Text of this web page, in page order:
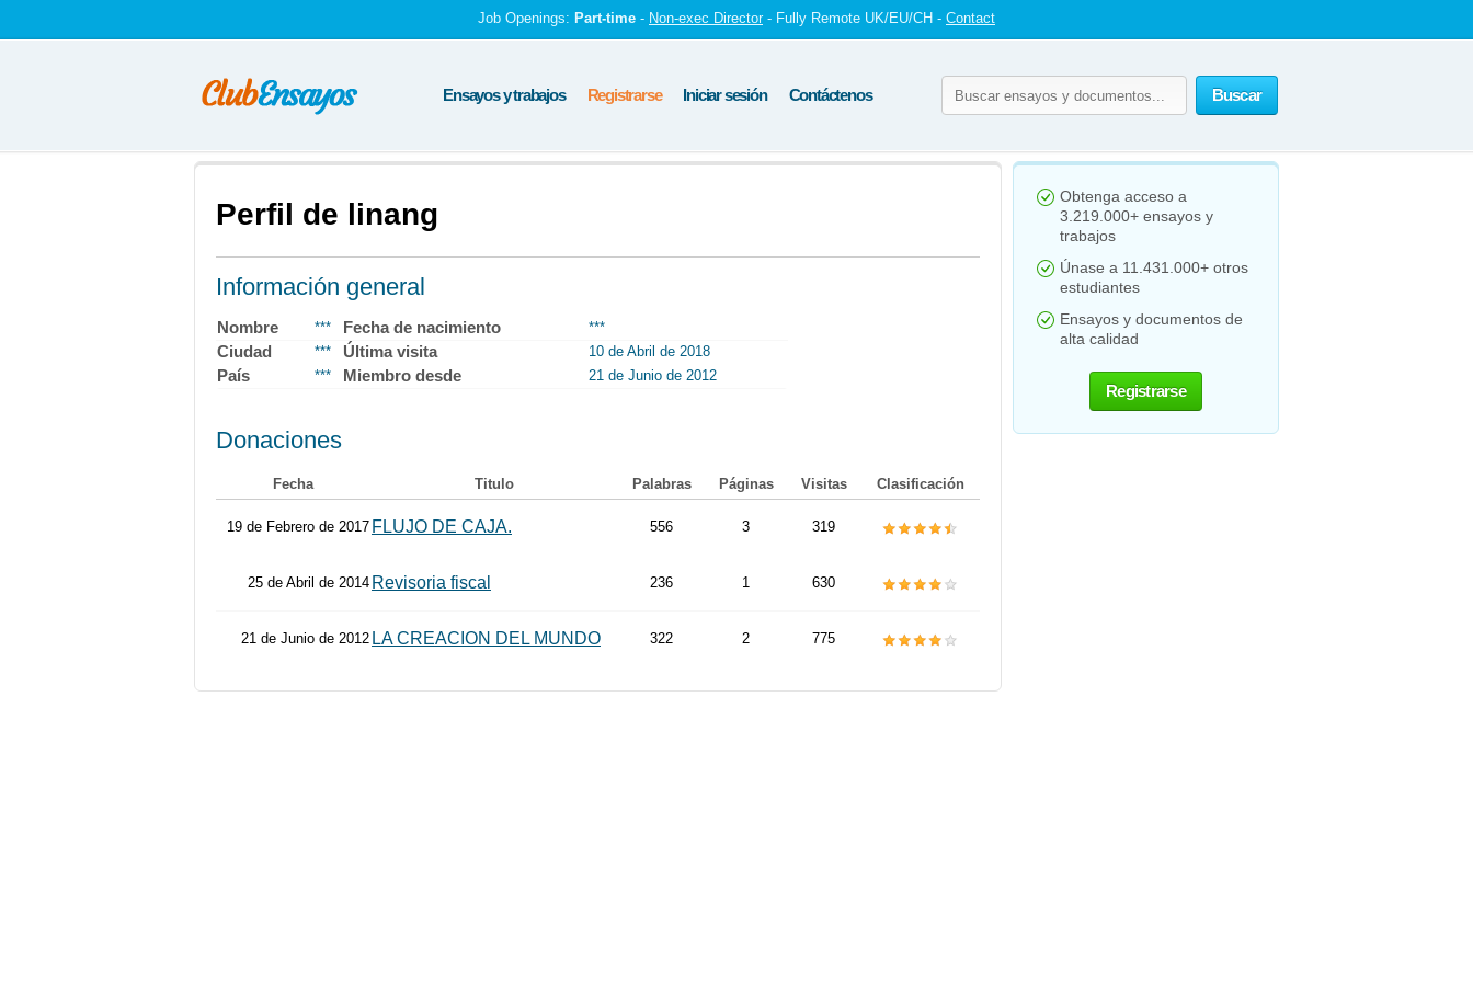
Job Openings: Part-time - Non-exec Director - Fully Remote UK/EU/CH - Contact
Buscar
Ensayos y trabajos Registrarse Iniciar sesión Contáctenos
Perfil de linang
Información general
Nombre *** Fecha de nacimiento ***
Ciudad *** Última visita 10 de Abril de 2018
País *** Miembro desde 21 de Junio de 2012
Donaciones
Fecha Titulo Palabras Páginas Visitas Clasificación
19 de Febrero de 2017 FLUJO DE CAJA. 556 3 319
25 de Abril de 2014 Revisoria fiscal 236 1 630
21 de Junio de 2012 LA CREACION DEL MUNDO 322 2 775
Obtenga acceso a
3.219.000+ ensayos y
trabajos
Únase a 11.431.000+ otros
estudiantes
Ensayos y documentos de
alta calidad
Registrarse